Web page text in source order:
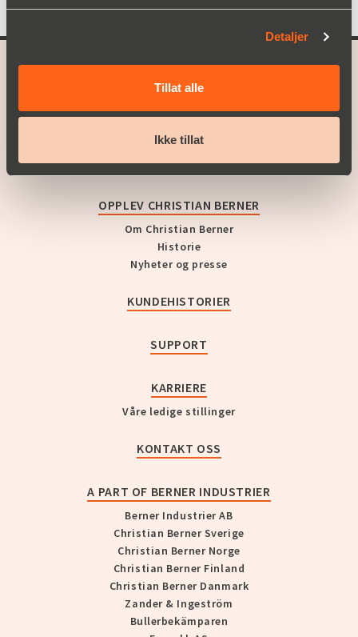
Detaljer
Tillat alle
Ikke tillat
A part ofChristian Berner
Service
OPPLEV CHRISTIAN BERNER
Om Christian Berner
Historie
Nyheter og presse
KUNDEHISTORIER
SUPPORT
KARRIERE
Våre ledige stillinger
KONTAKT OSS
A PART OF BERNER INDUSTRIER
Berner Industrier AB
Christian Berner Sverige
Christian Berner Norge
Christian Berner Finland
Christian Berner Danmark
Zander & Ingeström
Bullerbekämparen